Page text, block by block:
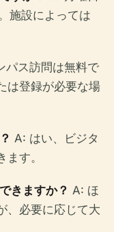
施設によっては
パス訪問は無料で
は登録が必要な場
A: はい、ビジタ
す。
きますか？ A: ほ
、必要に応じて大